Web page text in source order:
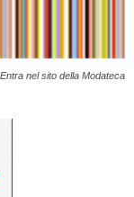
Entra nel sito della Modateca